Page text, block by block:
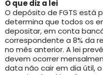
O que diz a lei
O depósito de FGTS está
determina que todos os
depositar, em conta
correspondente a 8% da
no mês anterior. A lei
devem ocorrer
data não cair em dia útil,